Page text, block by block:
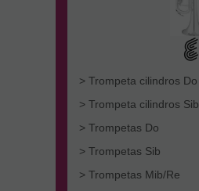
> Trompeta cilindros Do
> Trompeta cilindros Sib
> Trompetas Do
> Trompetas Sib
> Trompetas Mib/Re